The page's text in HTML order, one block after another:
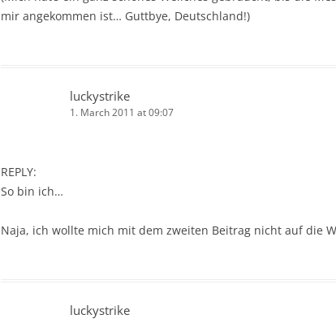
mir angekommen ist… Guttbye, Deutschland!)
luckystrike
1. March 2011 at 09:07
REPLY:
So bin ich…
Naja, ich wollte mich mit dem zweiten Beitrag nicht auf die
luckystrike